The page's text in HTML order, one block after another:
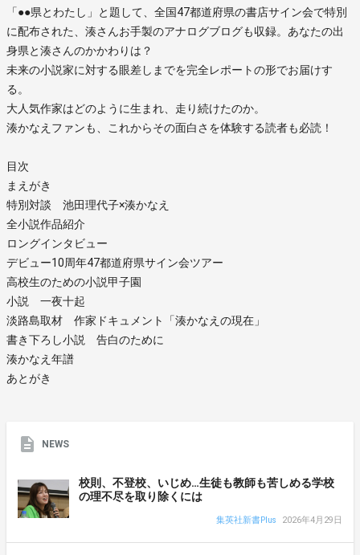
「●●県とわたし」と題して、全国47都道府県の書店サイン会で特別
に配布された、湊さんお手製のアナログブログも収録。あなたの出
身県と湊さんのかかわりは？
未来の小説家に対する眼差しまでを完全レポートの形でお届けす
る。
大人気作家はどのように生まれ、走り続けたのか。
湊かなえファンも、これからその面白さを体験する読者も必読！
目次
まえがき
特別対談 池田理代子×湊かなえ
全小説作品紹介
ロングインタビュー
デビュー10周年47都道府県サイン会ツアー
高校生のための小説甲子園
小説 一夜十起
淡路島取材 作家ドキュメント「湊かなえの現在」
書き下ろし小説 告白のために
湊かなえ年譜
あとがき
NEWS
校則、不登校、いじめ…生徒も教師も苦しめる学校
の理不尽を取り除くには
集英社新書Plus 2026年4月29日